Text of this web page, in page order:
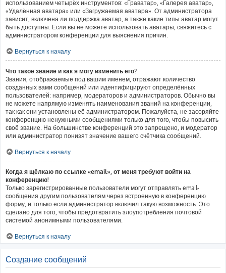
использованием четырёх инструментов: «Граватар», «Галерея аватар»,
«Удалённая аватара» или «Загружаемая аватара». От администратора
зависит, включена ли поддержка аватар, а также какие типы аватар могут
быть доступны. Если вы не можете использовать аватары, свяжитесь с
администратором конференции для выяснения причин.
Вернуться к началу
Что такое звание и как я могу изменить его?
Звания, отображаемые под вашим именем, отражают количество
созданных вами сообщений или идентифицируют определённых
пользователей: например, модераторов и администраторов. Обычно вы
не можете напрямую изменять наименования званий на конференции,
так как они установлены её администратором. Пожалуйста, не засоряйте
конференцию ненужными сообщениями только для того, чтобы повысить
своё звание. На большинстве конференций это запрещено, и модератор
или администратор понизят значение вашего счётчика сообщений.
Вернуться к началу
Когда я щёлкаю по ссылке «email», от меня требуют войти на
конференцию!
Только зарегистрированные пользователи могут отправлять email-
сообщения другим пользователям через встроенную в конференцию
форму, и только если администратор включил такую возможность. Это
сделано для того, чтобы предотвратить злоупотребления почтовой
системой анонимными пользователями.
Вернуться к началу
Создание сообщений